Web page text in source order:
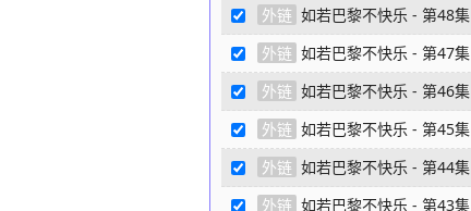
外链 如若巴黎不快乐 - 第48集
外链 如若巴黎不快乐 - 第47集
外链 如若巴黎不快乐 - 第46集
外链 如若巴黎不快乐 - 第45集
外链 如若巴黎不快乐 - 第44集
外链 如若巴黎不快乐 - 第43集